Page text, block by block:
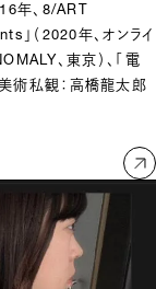
年、8/ART
（2020年、オンライ
、東京）、「電
術私観：高橋龍太郎